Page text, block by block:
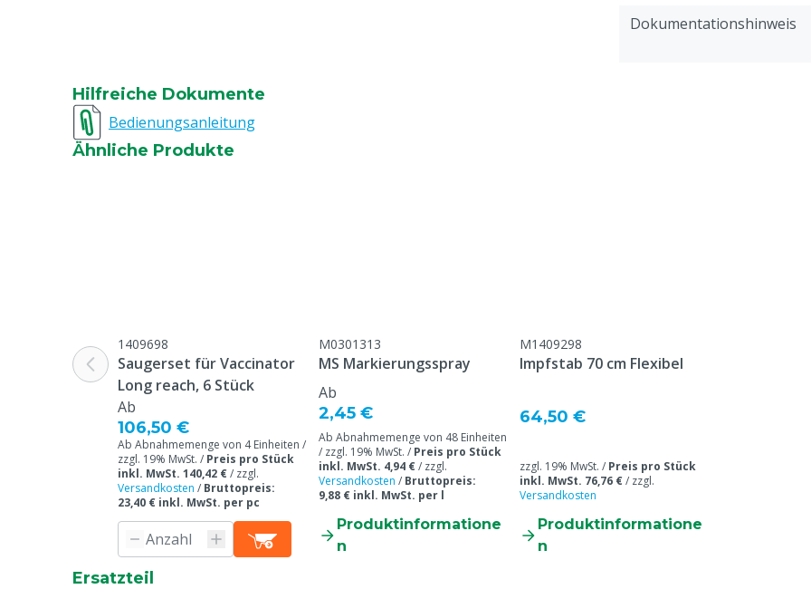
Dokumentationshinweis
Hilfreiche Dokumente
Bedienungsanleitung
Ähnliche Produkte
1409698
Saugerset für Vaccinator
Long reach, 6 Stück
Ab
106,50 €
Ab Abnahmemenge von 4 Einheiten /
zzgl. 19% MwSt. / Preis pro Stück
inkl. MwSt. 140,42 €/ zzgl.
Versandkosten / Bruttopreis:
23,40 € inkl. MwSt. per pc
M0301313
MS Markierungsspray
Ab
2,45 €
Ab Abnahmemenge von 48 Einheiten
/ zzgl. 19% MwSt. / Preis pro Stück
inkl. MwSt. 4,94 €/ zzgl.
Versandkosten / Bruttopreis:
9,88 € inkl. MwSt. per l
Produktinformatione
n
M1409298
Impfstab 70 cm Flexibel
64,50 €
zzgl. 19% MwSt. / Preis pro Stück
inkl. MwSt. 76,76 €/ zzgl.
Versandkosten
Produktinformatione
n
Ersatzteil